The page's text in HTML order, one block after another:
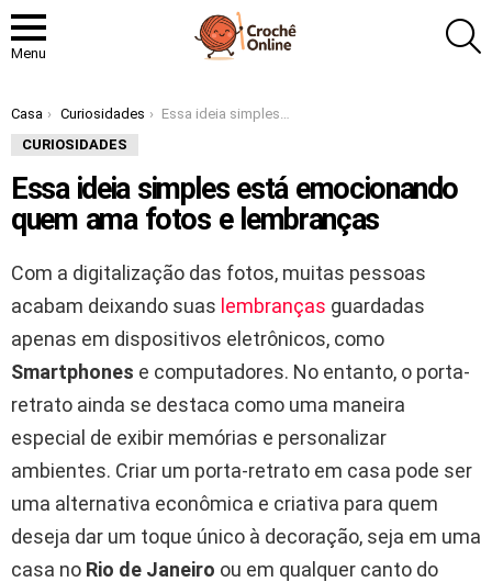
Menu
Você está aqui:
Casa Curiosidades
Essa ideia simples está emocionando quem ama fotos e lembranças
CURIOSIDADES
Essa ideia simples está emocionando
quem ama fotos e lembranças
Com a digitalização das fotos, muitas pessoas
acabam deixando suas lembranças guardadas
apenas em dispositivos eletrônicos, como
Smartphones e computadores. No entanto, o porta-
retrato ainda se destaca como uma maneira
especial de exibir memórias e personalizar
ambientes. Criar um porta-retrato em casa pode ser
uma alternativa econômica e criativa para quem
deseja dar um toque único à decoração, seja em uma
casa no Rio de Janeiro ou em qualquer canto do